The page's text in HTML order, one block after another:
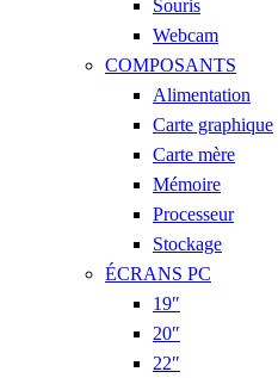
Souris
Webcam
COMPOSANTS
Alimentation
Carte graphique
Carte mère
Mémoire
Processeur
Stockage
ÉCRANS PC
19″
20″
22″